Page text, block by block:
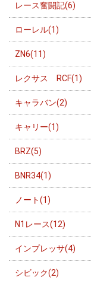
レース奮闘記(6)
ローレル(1)
ZN6(11)
レクサス RCF(1)
キャラバン(2)
キャリー(1)
BRZ(5)
BNR34(1)
ノート(1)
N1レース(12)
インプレッサ(4)
シビック(2)